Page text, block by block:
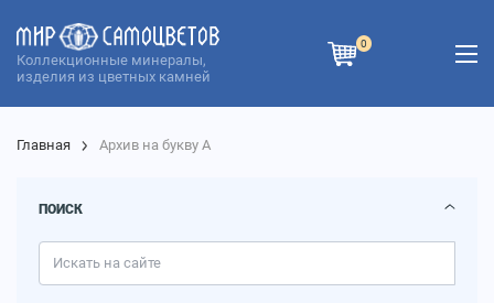
Коллекционные минералы,
изделия из цветных камней
0
Главная Архив на букву А
ПОИСК